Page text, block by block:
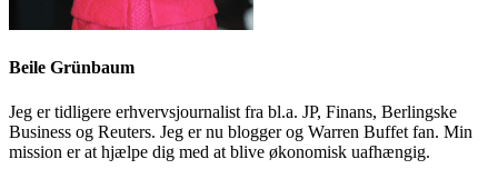
Beile Grünbaum
Jeg er tidligere erhvervsjournalist fra bl.a. JP, Finans, Berlingske
Business og Reuters. Jeg er nu blogger og Warren Buffet fan. Min
mission er at hjælpe dig med at blive økonomisk uafhængig.